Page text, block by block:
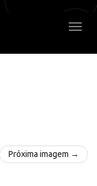
Próxima imagem →